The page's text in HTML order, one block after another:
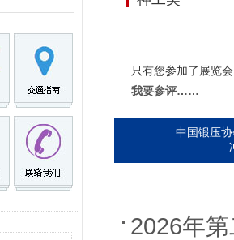
只有您参加了展览
我要参评……
中国锻压
2026年